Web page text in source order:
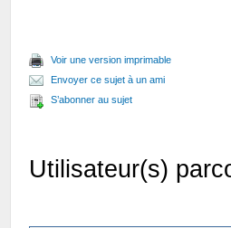
Voir une version imprimable
Envoyer ce sujet à un ami
S’abonner au sujet
Utilisateur(s)